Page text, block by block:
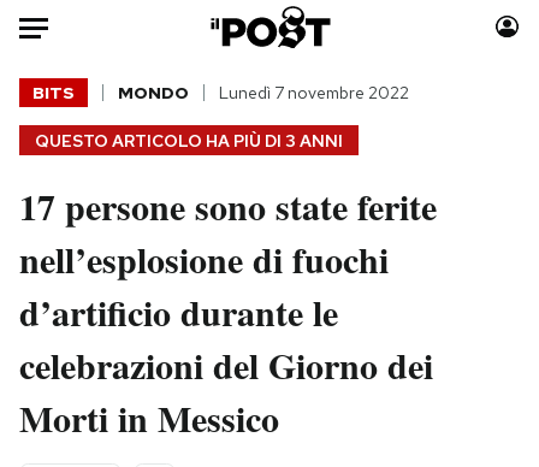
Auto
HOME
Italia
Politica
Tecnologia
Scienza
Cultura
Moda
Consumismi
Storie/Idee
Media
QUESTO ARTICOLO HA PIÙ DI 3 ANNI
BITS MONDO Lunedì 7 novembre 2022
17 persone sono state ferite
nell’esplosione di fuochi
d’artificio durante le
celebrazioni del Giorno dei
Morti in Messico